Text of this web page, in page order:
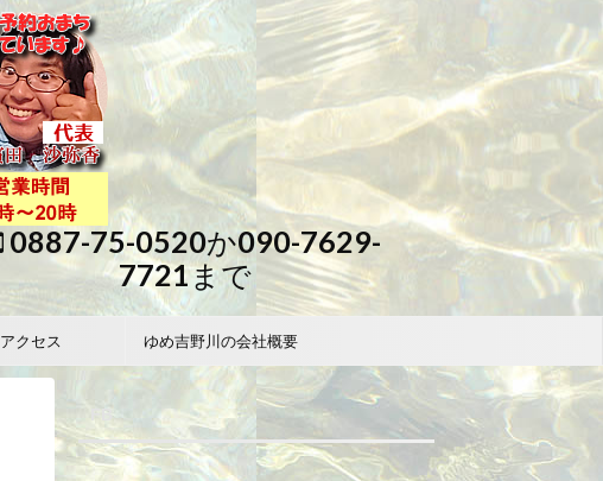
0887-75-0520か090-7629-
7721まで
アクセス ゆめ吉野川の会社概要